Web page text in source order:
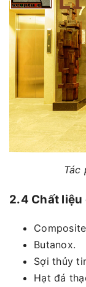
Tác
2.4 Chất liệu
Butanox.
Sợi thủy
Hạt đá